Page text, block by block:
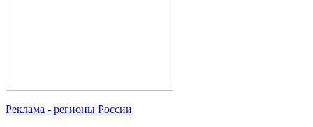
Реклама - регионы России